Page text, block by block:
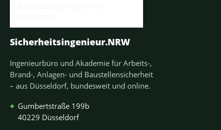
Sicherheitsingenieur.NRW
Ingenieurbüro und Akademie für Arbeits-,
Brand-, Anlagen- und Baustellensicherheit
– aus Düsseldorf, bundesweit und online.
⌖ Gumbertstraße 199b
40229 Düsseldorf